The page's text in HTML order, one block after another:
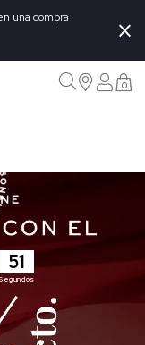
una compra
×
0
49